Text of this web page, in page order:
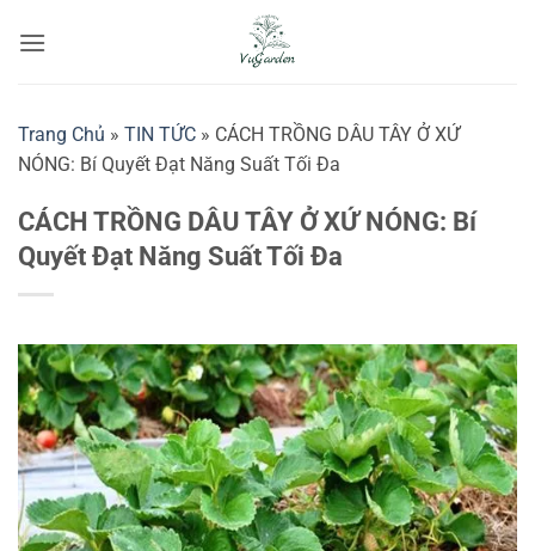
qua
Trang Chủ » TIN TỨC » CÁCH TRỒNG DÂU TÂY Ở XỨ
NÓNG: Bí Quyết Đạt Năng Suất Tối Đa
CÁCH TRỒNG DÂU TÂY Ở XỨ NÓNG: Bí
Quyết Đạt Năng Suất Tối Đa